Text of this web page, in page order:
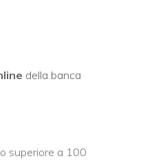
della banca
superiore a 100